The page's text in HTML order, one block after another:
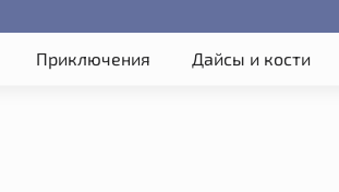
Приключения Дайсы и кости